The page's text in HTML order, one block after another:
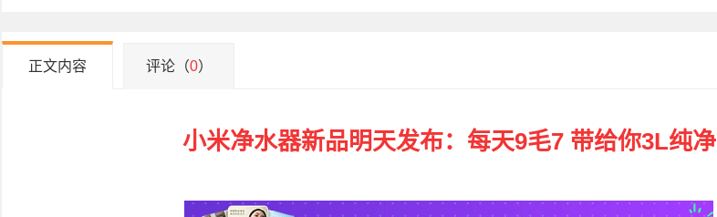
正文内容 评论（0）
小米净水器新品明天发布：每天9毛7 带给你3L纯净